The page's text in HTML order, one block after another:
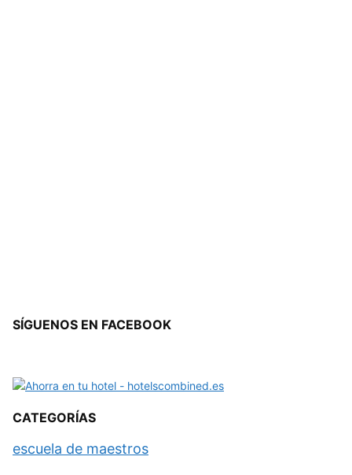
SÍGUENOS EN FACEBOOK
CATEGORÍAS
escuela de maestros